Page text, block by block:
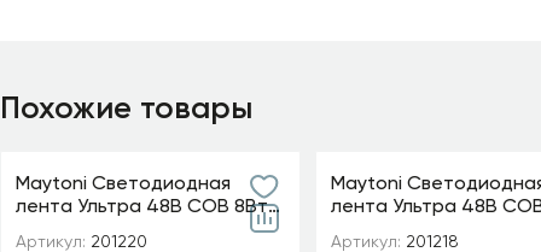
Похожие товары
Maytoni Светодиодная
лента Ультра 48В COB 8Вт/
м 4000K 20м IP 20 20D220
Артикул: 201220
Maytoni
лента Ультра 48В
Артикул: 201218